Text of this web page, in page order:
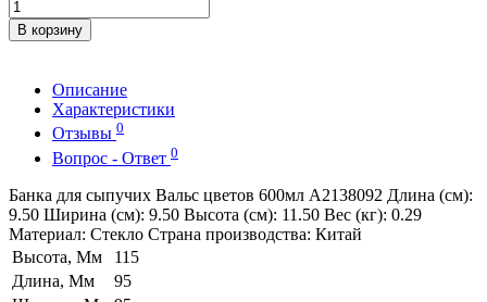
В корзину
Описание
Характеристики
Отзывы 0
Вопрос - Ответ 0
Банка для сыпучих Вальс цветов 600мл A2138092 Длина (см):
9.50 Ширина (см): 9.50 Высота (см): 11.50 Вес (кг): 0.29
Материал: Стекло Страна производства: Китай
Высота, Мм
115
Длина, Мм
95